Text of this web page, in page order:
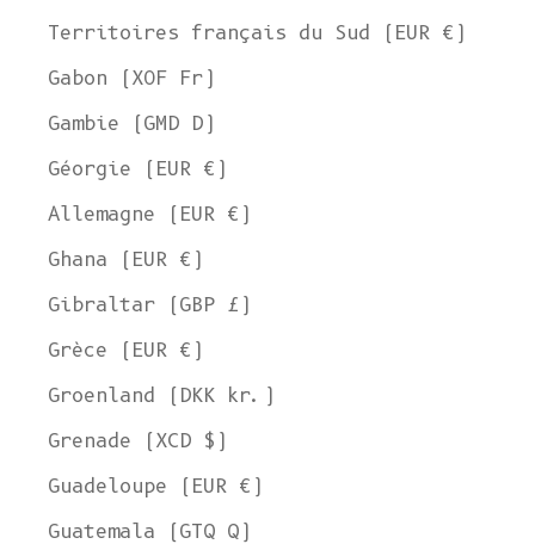
Territoires français du Sud (EUR €)
Gabon (XOF Fr)
Gambie (GMD D)
Géorgie (EUR €)
Allemagne (EUR €)
Ghana (EUR €)
Gibraltar (GBP £)
Grèce (EUR €)
Groenland (DKK kr.)
Grenade (XCD $)
Guadeloupe (EUR €)
Guatemala (GTQ Q)